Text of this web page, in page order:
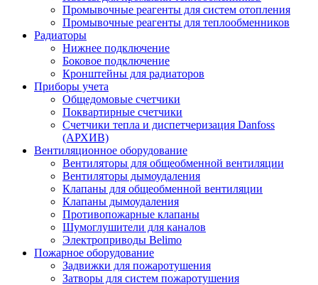
Промывочные реагенты для систем отопления
Промывочные реагенты для теплообменников
Радиаторы
Нижнее подключение
Боковое подключение
Кронштейны для радиаторов
Приборы учета
Общедомовые счетчики
Поквартирные счетчики
Счетчики тепла и диспетчеризация Danfoss
(АРХИВ)
Вентиляционное оборудование
Вентиляторы для общеобменной вентиляции
Вентиляторы дымоудаления
Клапаны для общеобменной вентиляции
Клапаны дымоудаления
Противопожарные клапаны
Шумоглушители для каналов
Электроприводы Belimo
Пожарное оборудование
Задвижки для пожаротушения
Затворы для систем пожаротушения